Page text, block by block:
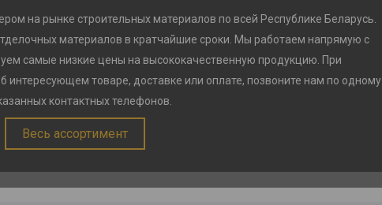
на рынке строительных материалов по всей Республике Беларусь.
материалов в кратчайшие сроки. Мы работаем напрямую с
самые низкие цены на высококачественную продукцию. При
интересующем товаре, доставке или оплате, позвоните нам по одному
контактных телефонов.
Весь ассортимент